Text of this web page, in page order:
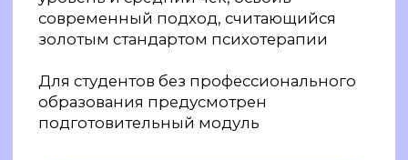
60% практики — отработка теории
на живых онлайн-практикумах в связке
«клиент—терапевт»